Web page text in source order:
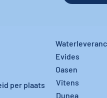
per plaats
Evides
Oasen
Vitens
Dunea